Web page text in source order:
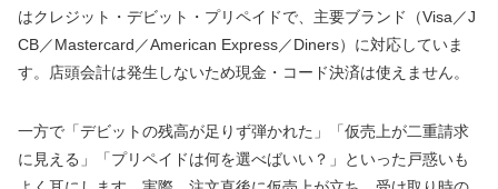
はクレジット・デビット・プリペイドで、主要ブランド（Visa／J
CB／Mastercard／American Express／Diners）に対応していま
す。店頭会計は発生しないため現金・コード決済は使えません。
一方で「デビットの残高が足りず弾かれた」「仮売上が二重請求
に見える」「プリペイドは何を選べばいい？」といった戸惑いも